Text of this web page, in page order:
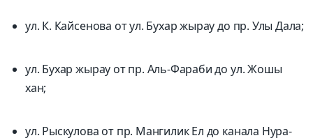
ул. К. Кайсенова от ул. Бухар жырау до пр. Улы Дала;
ул. Бухар жырау от пр. Аль-Фараби до ул. Жошы
хан;
ул. Рыскулова от пр. Мангилик Ел до канала Нура-